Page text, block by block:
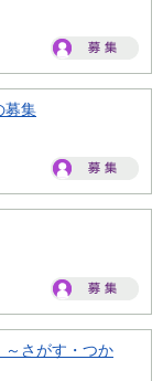
募集
～さがす・つか